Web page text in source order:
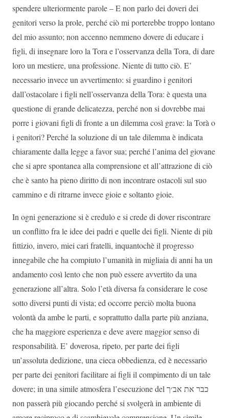
spendere ulteriormente parole – E non parlo dei doveri dei
genitori verso la prole, perché ciò mi porterebbe troppo lontano
del mio assunto; non accenno nemmeno dovere di educare i
figli, di insegnare loro la Tora e l’osservanza della Tora, di dare
loro un mestiere, una professione. Niente di tutto ciò. E’
necessario invece un avvertimento: si guardino i genitori
dall’ostacolare i figli nell’osservanza della Tora: è questa una
questione di grande delicatezza, perché non si dovrebbe mai
porre i giovani figli di fronte a un dilemma così grave: la Torà o
i genitori? Perché la soluzione di un tale dilemma è indicata
chiaramente dalla legge a favor sua; perché l’anima del giovane
che si apre spontanea alla comprensione et all’attrazione di ciò
che è santo ha pieno diritto di non incontrare ostacoli sul suo
cammino e di ritrarne invece gioie e soltanto gioie.
In ogni generazione si è credulo e si crede di dover riscontrare
un conflitto fra le idee dei padri e quelle dei figli. Niente di più
fittizio, invero, miei cari fratelli, inquantochè il progresso
innegabile che ha compiuto l’umanità in migliaia di anni ha un
andamento così lento che non può essere avvertito da una
generazione all’altra. Solo l’età diversa fa considerare le cose
sotto diversi punti di vista; ed occorre perciò molta buona
volontà da ambe le parti, e soprattutto dalla parte più anziana,
che ha maggiore esperienza e deve avere maggior senso di
responsabilità. E’ doverosa, ripeto, per parte dei figli
un’assoluta dedizione, una cieca obbedienza, ed è necessario
per parte dei genitori facilitare ai figli il compimento di un tale
dovere; in una simile atmosfera l’esecuzione delכבר את אב׳ך
non passerà più giocando perché si svolgerà in ambiente di